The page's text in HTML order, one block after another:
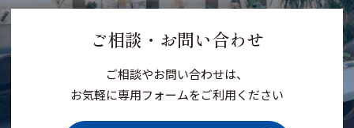
ご相談・お問い合わせ
ご相談やお問い合わせは、
お気軽に専用フォームをご利用ください